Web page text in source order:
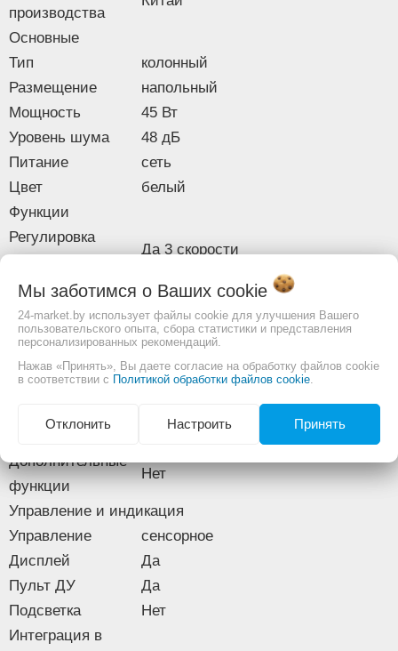
Wi-Fi
Bluetooth
Конструкция
Материал корпуса
пластик
Вращение
Да 65 °
Направление
вращения
горизонтально
высоты
Нет
Регулировка
наклона
корпус
шнура
1.5 м
Габариты
Ширина
22 см
Изображение товара и комплектация могут отличаться.
Смотреть
производства
Основные
Тип
колонный
Размещение
напольный
Мощность
45 Вт
Уровень шума
48 дБ
Питание
сеть
Цвет
белый
Функции
Регулировка
Да 3 скорости
Ионизация
Нет
Ароматизация
Нет
Пароувлажнение
Нет
Таймер
отключения
Да 1 — 8 ч
Дополнительные
функции
Нет
Управление и индикация
Управление
сенсорное
Дисплей
Да
Пульт ДУ
Да
Подсветка
Нет
Интеграция в
Мы заботимся о Ваших cookie
24-market.by использует файлы cookie для улучшения Вашего
пользовательского опыта, сбора статистики и представления
персонализированных рекомендаций.
Нажав «Принять», Вы даете согласие на обработку файлов cookie
в соответствии с Политикой обработки файлов cookie.
Отклонить Настроить Принять